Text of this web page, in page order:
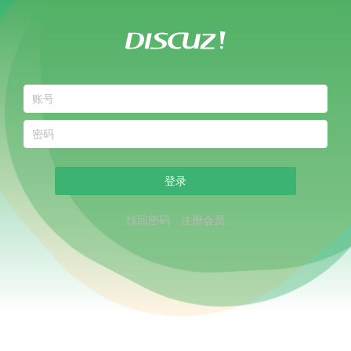
登录
找回密码 注册会员